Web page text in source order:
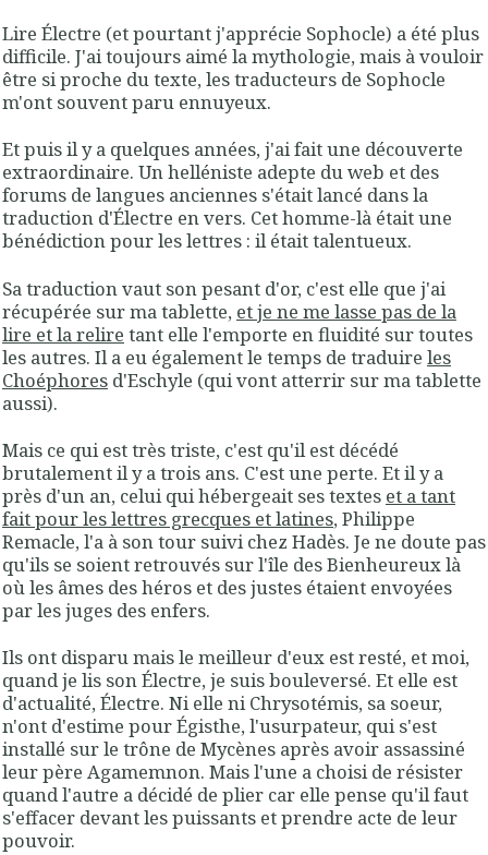
Lire Électre (et pourtant j'apprécie Sophocle) a été plus
difficile. J'ai toujours aimé la mythologie, mais à vouloir
être si proche du texte, les traducteurs de Sophocle
m'ont souvent paru ennuyeux.
Et puis il y a quelques années, j'ai fait une découverte
extraordinaire. Un helléniste adepte du web et des
forums de langues anciennes s'était lancé dans la
traduction d'Électre en vers. Cet homme-là était une
bénédiction pour les lettres : il était talentueux.
Sa traduction vaut son pesant d'or, c'est elle que j'ai
récupérée sur ma tablette, et je ne me lasse pas de la
lire et la relire tant elle l'emporte en fluidité sur toutes
les autres. Il a eu également le temps de traduire les
Choéphores d'Eschyle (qui vont atterrir sur ma tablette
aussi).
Mais ce qui est très triste, c'est qu'il est décédé
brutalement il y a trois ans. C'est une perte. Et il y a
près d'un an, celui qui hébergeait ses textes et a tant
fait pour les lettres grecques et latines, Philippe
Remacle, l'a à son tour suivi chez Hadès. Je ne doute pas
qu'ils se soient retrouvés sur l'île des Bienheureux là
où les âmes des héros et des justes étaient envoyées
par les juges des enfers.
Ils ont disparu mais le meilleur d'eux est resté, et moi,
quand je lis son Électre, je suis bouleversé. Et elle est
d'actualité, Électre. Ni elle ni Chrysotémis, sa soeur,
n'ont d'estime pour Égisthe, l'usurpateur, qui s'est
installé sur le trône de Mycènes après avoir assassiné
leur père Agamemnon. Mais l'une a choisi de résister
quand l'autre a décidé de plier car elle pense qu'il faut
s'effacer devant les puissants et prendre acte de leur
pouvoir.